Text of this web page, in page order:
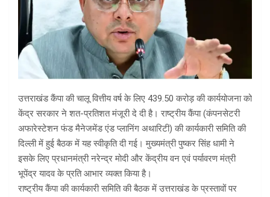
उत्तराखंड कैंपा की चालू वित्तीय वर्ष के लिए 439.50 करोड़ की कार्ययोजना को
केंद्र सरकार ने शत-प्रतिशत मंजूरी दे दी है। राष्ट्रीय कैंपा (कंपनसेटरी
अफारेस्टेशन फंड मैनेजमेंड एंड प्लानिंग अथारिटी) की कार्यकारी समिति की
दिल्ली में हुई बैठक में यह स्वीकृति दी गई। मुख्यमंत्री पुष्कर सिंह धामी ने
इसके लिए प्रधानमंत्री नरेन्द्र मोदी और केंद्रीय वन एवं पर्यावरण मंत्री
भूपेंद्र यादव के प्रति आभार व्यक्त किया है।
राष्ट्रीय कैंपा की कार्यकारी समिति की बैठक में उत्तराखंड के प्रस्तावों पर